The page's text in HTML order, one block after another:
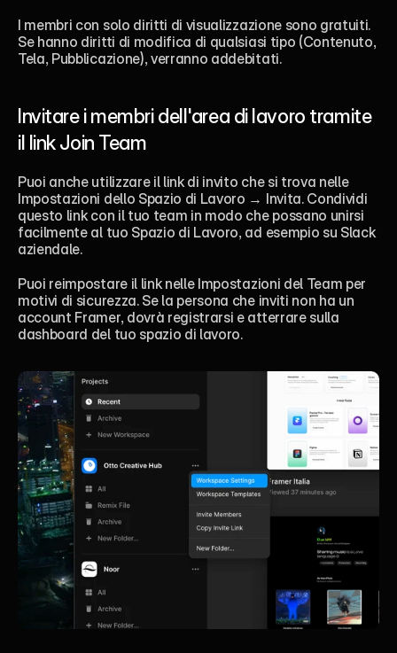
I membri con solo diritti di visualizzazione sono gratuiti.
Se hanno diritti di modifica di qualsiasi tipo (Contenuto,
Tela, Pubblicazione), verranno addebitati.
Invitare i membri dell'area di lavoro tramite
il link Join Team
Puoi anche utilizzare il link di invito che si trova nelle
Impostazioni dello Spazio di Lavoro → Invita. Condividi
questo link con il tuo team in modo che possano unirsi
facilmente al tuo Spazio di Lavoro, ad esempio su Slack
aziendale.
Puoi reimpostare il link nelle Impostazioni del Team per
motivi di sicurezza. Se la persona che inviti non ha un
account Framer, dovrà registrarsi e atterrare sulla
dashboard del tuo spazio di lavoro.